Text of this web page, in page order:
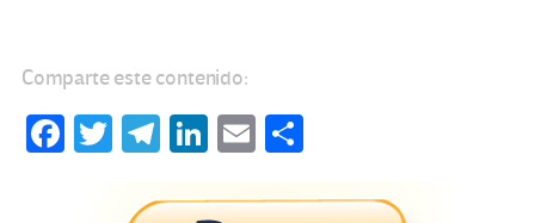
Comparte este contenido:
Fa T
tt
Te
gr
Li
ke
E
ail m